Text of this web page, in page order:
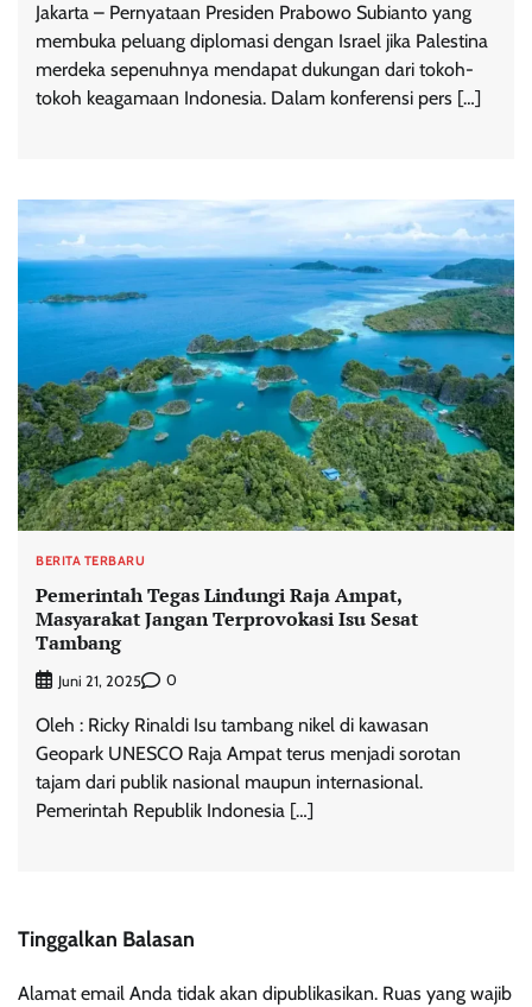
Jakarta – Pernyataan Presiden Prabowo Subianto yang
membuka peluang diplomasi dengan Israel jika Palestina
merdeka sepenuhnya mendapat dukungan dari tokoh-
tokoh keagamaan Indonesia. Dalam konferensi pers […]
BERITA TERBARU
Pemerintah Tegas Lindungi Raja Ampat,
Masyarakat Jangan Terprovokasi Isu Sesat
Tambang
Juni 21, 2025 0
Oleh : Ricky Rinaldi Isu tambang nikel di kawasan
Geopark UNESCO Raja Ampat terus menjadi sorotan
tajam dari publik nasional maupun internasional.
Pemerintah Republik Indonesia […]
Tinggalkan Balasan
Alamat email Anda tidak akan dipublikasikan. Ruas yang wajib